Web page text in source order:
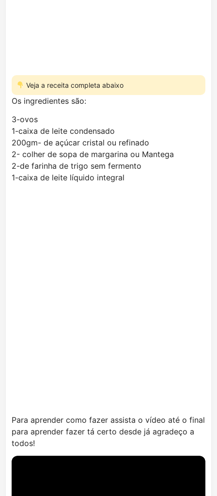
Veja a receita completa abaixo
Os ingredientes são:
3-ovos
1-caixa de leite condensado
200gm- de açúcar cristal ou refinado
2- colher de sopa de margarina ou Mantega
2-de farinha de trigo sem fermento
1-caixa de leite líquido integral
Para aprender como fazer assista o vídeo até o final
para aprender fazer tá certo desde já agradeço a
todos!